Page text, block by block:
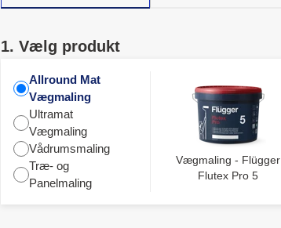
1. Vælg produkt
Allround Mat
Vægmaling
Ultramat
Vægmaling
Vådrumsmaling
Træ- og
Panelmaling
Vægmaling - Flügger
Flutex Pro 5